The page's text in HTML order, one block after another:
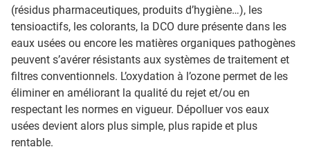
(résidus pharmaceutiques, produits d’hygiène…), les
tensioactifs, les colorants, la DCO dure présente dans les
eaux usées ou encore les matières organiques pathogènes
peuvent s’avérer résistants aux systèmes de traitement et
filtres conventionnels. L’oxydation à l’ozone permet de les
éliminer en améliorant la qualité du rejet et/ou en
respectant les normes en vigueur. Dépolluer vos eaux
usées devient alors plus simple, plus rapide et plus
rentable.